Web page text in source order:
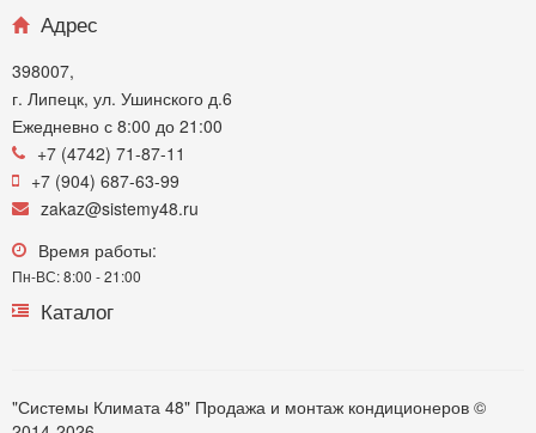
Адрес
398007,
г. Липецк, ул. Ушинского д.6
Ежедневно с 8:00 до 21:00
+7 (4742) 71-87-11
+7 (904) 687-63-99
zakaz@sistemy48.ru
Время работы:
Пн-ВС: 8:00 - 21:00
Каталог
"Системы Климата 48" Продажа и монтаж кондиционеров ©